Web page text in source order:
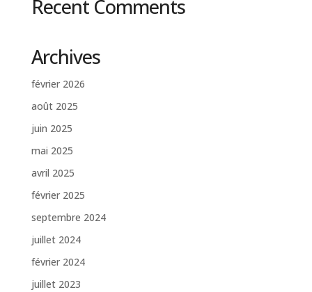
Recent Comments
Archives
février 2026
août 2025
juin 2025
mai 2025
avril 2025
février 2025
septembre 2024
juillet 2024
février 2024
juillet 2023